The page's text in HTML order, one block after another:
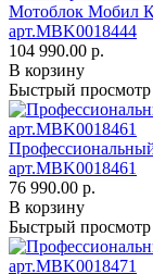
Мотоблок Мобил
арт.MBK0018444
104 990.00 р.
В корзину
Быстрый просмотр
арт.MBK0018461
76 990.00 р.
В корзину
Быстрый просмотр